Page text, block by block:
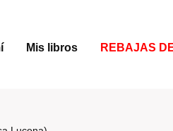
Mis libros REBAJAS